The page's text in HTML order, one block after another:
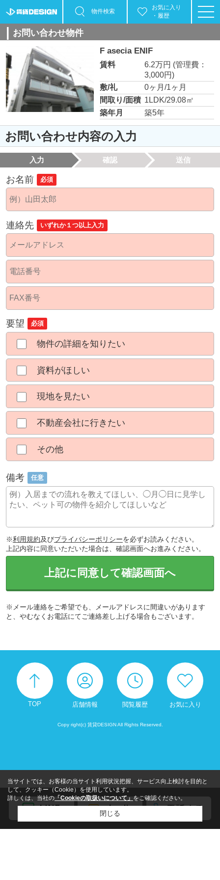
物件検索
お気に入り
・履歴
お問い合わせ物件
F asecia ENIF
賃料 6.2万円 (管理費：
3,000円)
敷/礼
0ヶ月/1ヶ月
間取り/面積 1LDK/29.08㎡
築年月
築5年
お問い合わせ内容の入力
入力 確認 送信
お名前 必須
連絡先 いずれか１つ以上入力
要望 必須
物件の詳細を知りたい
資料がほしい
現地を見たい
不動産会社に行きたい
その他
備考 任意
※利用規約及びプライバシーポリシーを必ずお読みください。
上記内容に同意いただいた場合は、確認画面へお進みください。
上記に同意して確認画面へ
※メール連絡をご希望でも、メールアドレスに間違いがあります
と、やむなくお電話にてご連絡差し上げる場合もございます。
TOP 店舗情報 閲覧履歴 お気に入り
Copy right(c) 賃貸DESIGN All Rights Reserved.
当サイトでは、お客様の当サイト利用状況把握、サービス向上検討を目的と
して、クッキー（Cookie）を使用しています。
詳しくは、当社の 「Cookieの取扱いについて」 をご確認ください。
閉じる